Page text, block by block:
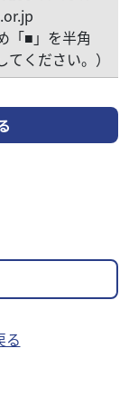
「■」を半角
てください。）
る